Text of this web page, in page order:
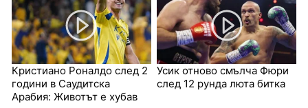
Кристиано Роналдо след 2
години в Саудитска
Арабия: Животът е хубав
Усик отново смълча Фюри
след 12 рунда люта битка